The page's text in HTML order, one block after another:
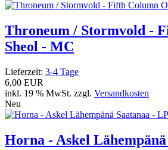
Throneum / Stormvold -
Sheol - MC
Lieferzeit: 3-4 Tage
6,00 EUR
inkl. 19 % MwSt. zzgl. Versandkosten
Neu
Horna - Askel